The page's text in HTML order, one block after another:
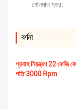
গোলমাল স্তর:
বর্ণনা
প্রবাহ নিয়ন্ত্রণ 22 কেজি
গতি 3000 Rpm